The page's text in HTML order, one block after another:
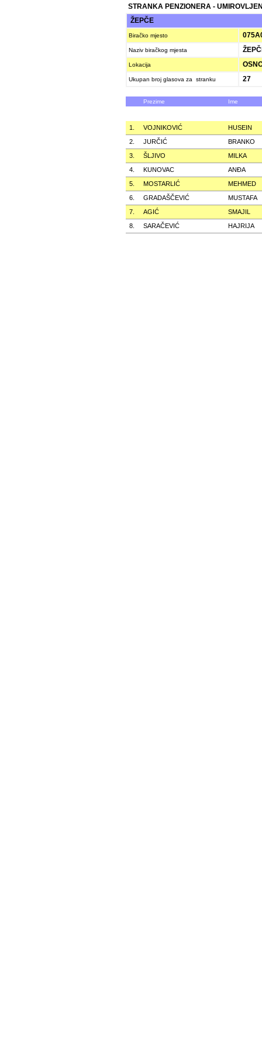
STRANKA PENZIONERA -
ŽEPČE
Biračko mjesto
Naziv biračkog mjesta
Lokacija
Ukupan broj glasova za stranku 27
Prezime Ime
1. VOJNIKOVIĆ
HUSEIN
2.
JURČIĆ
BRANKO
3.
ŠLJIVO
MILKA
4.
KUNOVAC
ANÐA
5.
MOSTARLIĆ
MEHMED
6.
GRADAŠČEVIĆ
MUSTAFA
7.
AGIĆ
SMAJIL
8.
SARAČEVIĆ HAJRIJA